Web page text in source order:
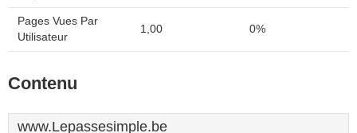
Pages Vues Par
Utilisateur
1,00 0%
Contenu
www.Lepassesimple.be